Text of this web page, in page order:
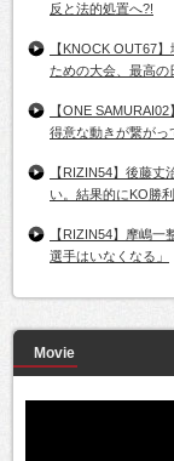
反と法的処置へ?!
【KNOCK OUT67
ための大会、最高の
【ONE
得意な動きが繋が
【RIZIN54】後藤
い。結果的にKO勝
【RIZIN54】摩嶋
選手はいなくなる」
Movie